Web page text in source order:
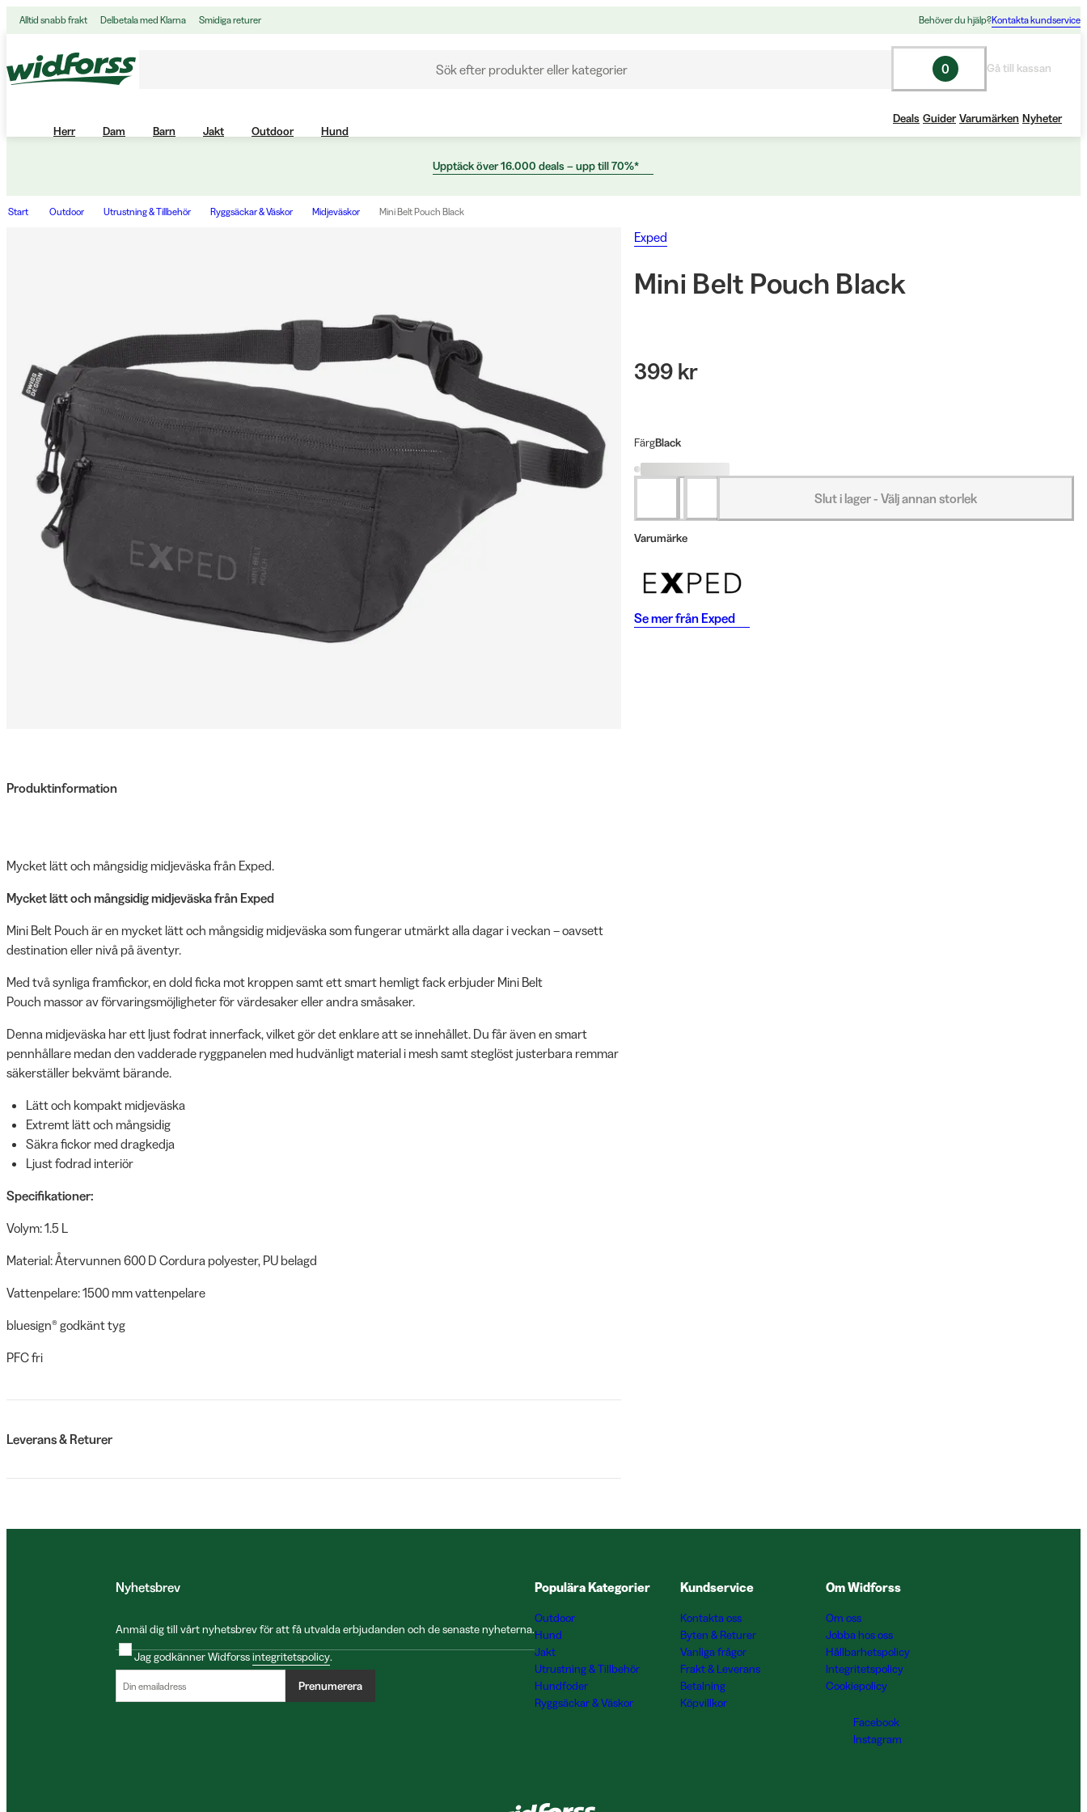
Alltid snabb frakt Delbetala med Klarna Smidiga returer Behöver du hjälp?Kontakta kundservice
Sök efter produkter eller kategorier 0 Gå till kassan
Herr Dam Barn Jakt Outdoor Hund
Deals Guider Varumärken Nyheter
Upptäck över 16.000 deals – upp till 70%*
Start Outdoor Utrustning & Tillbehör Ryggsäckar & Väskor Midjeväskor Mini Belt Pouch Black
Produktinformation
Mycket lätt och mångsidig midjeväska från Exped.
Mycket lätt och mångsidig midjeväska från Exped
Mini Belt Pouch är en mycket lätt och mångsidig midjeväska som fungerar utmärkt alla dagar i veckan – oavsett
destination eller nivå på äventyr.
Med två synliga framfickor, en dold ficka mot kroppen samt ett smart hemligt fack erbjuder Mini Belt
Pouch massor av förvaringsmöjligheter för värdesaker eller andra småsaker.
Denna midjeväska har ett ljust fodrat innerfack, vilket gör det enklare att se innehållet. Du får även en smart
pennhållare medan den vadderade ryggpanelen med hudvänligt material i mesh samt steglöst justerbara remmar
säkerställer bekvämt bärande.
Lätt och kompakt midjeväska
Extremt lätt och mångsidig
Säkra fickor med dragkedja
Ljust fodrad interiör
Specifikationer:
Volym: 1.5 L
Material: Återvunnen 600 D Cordura polyester, PU belagd
Vattenpelare: 1500 mm vattenpelare
bluesign® godkänt tyg
PFC fri
Leverans & Returer
Exped
Mini Belt Pouch Black
399 kr
FärgBlack
Slut i lager - Välj annan storlek
Varumärke
Se mer från Exped
Nyhetsbrev
Anmäl dig till vårt nyhetsbrev för att få utvalda erbjudanden och de senaste nyheterna.
Jag godkänner Widforssintegritetspolicy.
Prenumerera
Populära Kategorier
Outdoor
Hund
Jakt
Utrustning & Tillbehör
Hundfoder
Ryggsäckar & Väskor
Kundservice
Kontakta oss
Byten & Returer
Vanliga frågor
Frakt & Leverans
Betalning
Köpvillkor
Om Widforss
Om oss
Jobba hos oss
Hållbarhetspolicy
Integritetspolicy
Cookiepolicy
Facebook
Instagram